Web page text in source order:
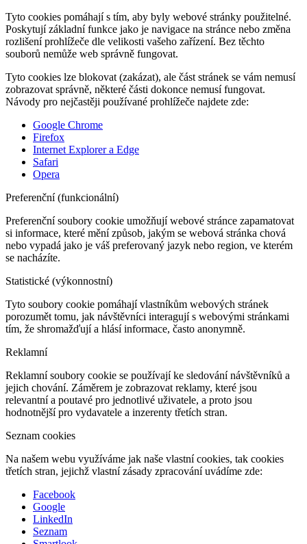
Tyto cookies pomáhají s tím, aby byly webové stránky použitelné.
Poskytují základní funkce jako je navigace na stránce nebo změna
rozlišení prohlížeče dle velikosti vašeho zařízení. Bez těchto
souborů nemůže web správně fungovat.
Tyto cookies lze blokovat (zakázat), ale část stránek se vám nemusí
zobrazovat správně, některé části dokonce nemusí fungovat.
Návody pro nejčastěji používané prohlížeče najdete zde:
Google Chrome
Firefox
Internet Explorer a Edge
Safari
Opera
Preferenční (funkcionální)
Preferenční soubory cookie umožňují webové stránce zapamatovat
si informace, které mění způsob, jakým se webová stránka chová
nebo vypadá jako je váš preferovaný jazyk nebo region, ve kterém
se nacházíte.
Statistické (výkonnostní)
Tyto soubory cookie pomáhají vlastníkům webových stránek
porozumět tomu, jak návštěvníci interagují s webovými stránkami
tím, že shromažďují a hlásí informace, často anonymně.
Reklamní
Reklamní soubory cookie se používají ke sledování návštěvníků a
jejich chování. Záměrem je zobrazovat reklamy, které jsou
relevantní a poutavé pro jednotlivé uživatele, a proto jsou
hodnotnější pro vydavatele a inzerenty třetích stran.
Seznam cookies
Na našem webu využíváme jak naše vlastní cookies, tak cookies
třetích stran, jejichž vlastní zásady zpracování uvádíme zde:
Facebook
Google
LinkedIn
Seznam